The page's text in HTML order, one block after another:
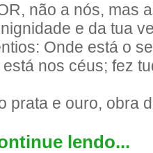
não a nós, mas
e da tua
Onde está o
nos céus; fez
prata e ouro, obra
lendo...